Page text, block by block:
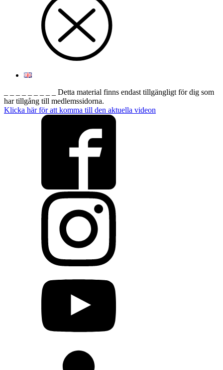
_ _ _ _ _ _ _ _ _ Detta material finns endast tillgängligt för dig som
har tillgång till medlemssidorna.
Klicka här för att komma till den aktuella videon